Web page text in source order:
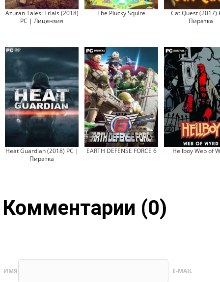
Azuran Tales: Trials (2018)
PC | Лицензия
The Plucky Squire
Cat Quest (2017)
Пиратка
Heat Guardian (2018) PC |
Пиратка
EARTH DEFENSE FORCE 6 Hellboy Web of
Комментарии (0)
ИМЯ E-MAIL